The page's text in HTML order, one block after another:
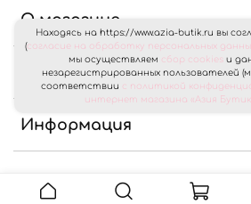
О магазине
Клиентам
Информация
© 2024 Любое использование
Находясь на https://www.azia-butik.ru вы
(согласие на обработку персональных
мы осуществляем сбор cookies и
незарегистрированных пользователей
соответствии с политикой
интернет магазина «Азия